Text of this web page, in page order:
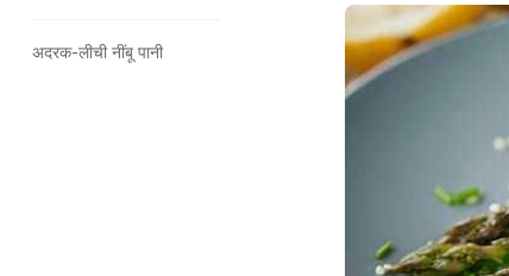
अदरक-लीची नींबू पानी